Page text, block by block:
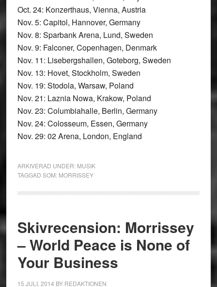
Oct. 24: Konzerthaus, Vienna, Austria
Nov. 5: Capitol, Hannover, Germany
Nov. 8: Sparbank Arena, Lund, Sweden
Nov. 9: Falconer, Copenhagen, Denmark
Nov. 11: Lisebergshallen, Goteborg, Sweden
Nov. 13: Hovet, Stockholm, Sweden
Nov. 19: Stodola, Warsaw, Poland
Nov. 21: Laznia Nowa, Krakow, Poland
Nov. 23: Columbiahalle, Berlin, Germany
Nov. 24: Colosseum, Essen, Germany
Nov. 29: 02 Arena, London, England
ARKIVERAD UNDER: MUSIK
TAGGAD SOM: MORRISSEY
Skivrecension: Morrissey
– World Peace is None of
Your Business
15 JULI, 2014 BY REDAKTIONEN